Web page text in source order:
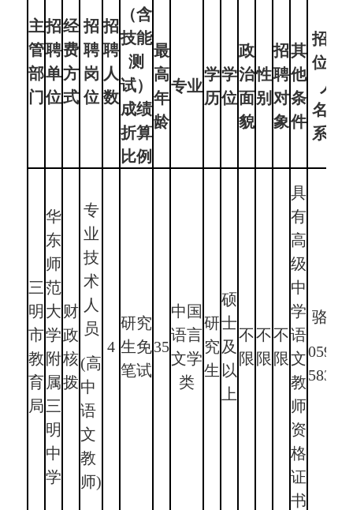
主
管
部
门
招
聘
单
位
经
费
方
式
招
聘
岗
位
招
聘
人
数
（含
技能
测
试）
成绩
折算
比例
最
高
年
龄
专业
学
历
学
位
政
治
面
貌
性
别
招
聘
对
象
其
他
条
件
招聘
位审
人姓
名、
系电
三
明
市
教
育
局
华
东
师
范
大
学
附
属
三
明
中
学
财
政
核
拨
专
业
技
术
人
员
(高
中
语
文
教
师)
4
研究
生免
笔试
35
中国
语言
文学
类
研
究
生
硕
士
及
以
上
不
限
不
限
不
限
具
有
高
级
中
学
语
文
教
师
资
格
证
书
骆老
0598-